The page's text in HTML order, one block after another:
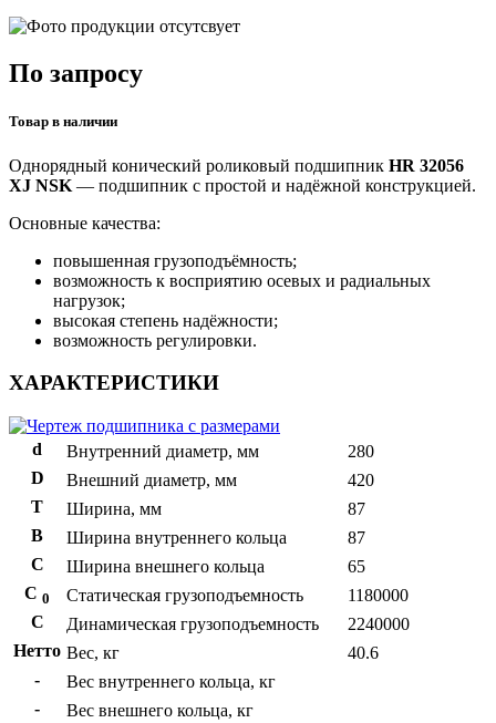
По запросу
Товар в наличии
Однорядный конический роликовый подшипник HR 32056
XJ NSK — подшипник с простой и надёжной конструкцией.
Основные качества:
повышенная грузоподъёмность;
возможность к восприятию осевых и радиальных
нагрузок;
высокая степень надёжности;
возможность регулировки.
ХАРАКТЕРИСТИКИ
d Внутренний диаметр, мм
280
D
Внешний диаметр, мм
420
T
Ширина, мм
87
B
Ширина внутреннего кольца
87
С
Ширина внешнего кольца
65
С 0 Статическая грузоподъемность
1180000
C
Динамическая грузоподъемность
2240000
Нетто Вес, кг
40.6
-
Вес внутреннего кольца, кг
-
Вес внешнего кольца, кг